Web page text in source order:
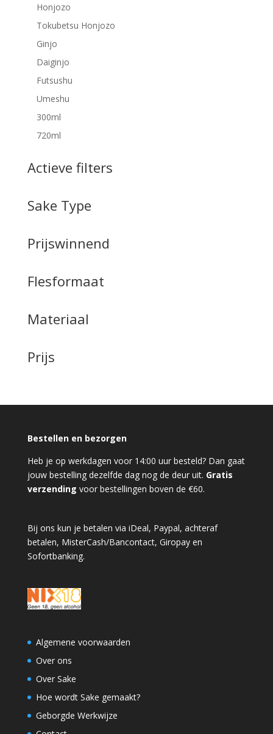
Honjozo
Tokubetsu Honjozo
Ginjo
Daiginjo
Futsushu
Umeshu
300ml
720ml
Actieve filters
Sake Type
Prijswinnend
Flesformaat
Materiaal
Prijs
Bestellen en bezorgen
Heb je op werkdagen voor 14:00 uur besteld? Dan gaat
jouw bestelling dezelfde dag nog de deur uit. Gratis
verzending voor bestellingen boven de €60.
Bij ons kun je betalen via iDeal, Paypal, achteraf
betalen, MisterCash/Bancontact, Giropay en
Sofortbanking.
Algemene voorwaarden
Over ons
Over Sake
Hoe wordt Sake gemaakt?
Geborgde Werkwijze